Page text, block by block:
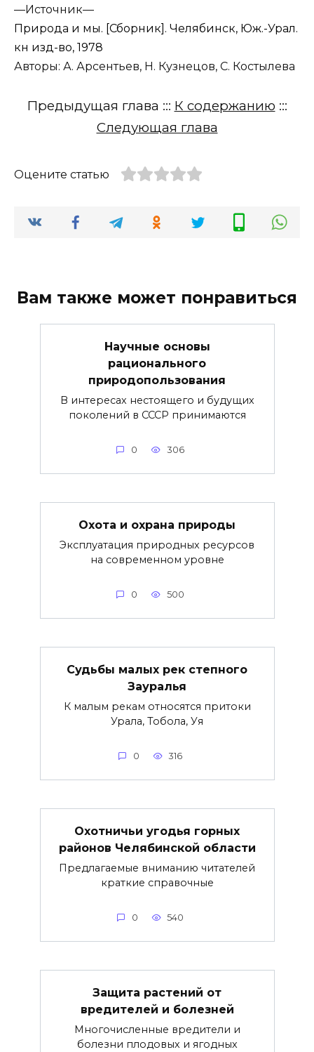
—Источник—
Природа и мы. [Сборник]. Челябинск, Юж.-Урал.
кн изд-во, 1978
Авторы: А. Арсентьев, Н. Кузнецов, С. Костылева
Предыдущая глава ::: К содержанию :::
Следующая глава
Оцените статью
Вам также может понравиться
Научные основы
рационального
природопользования
В интересах нестоящего и будущих
поколений в СССР принимаются
0 306
Охота и охрана природы
Эксплуатация природных ресурсов
на современном уровне
0 500
Судьбы малых рек степного
Зауралья
К малым рекам относятся притоки
Урала, Тобола, Уя
0 316
Охотничьи угодья горных
районов Челябинской области
Предлагаемые вниманию читателей
краткие справочные
0 540
Защита растений от
вредителей и болезней
Многочисленные вредители и
болезни плодовых и ягодных